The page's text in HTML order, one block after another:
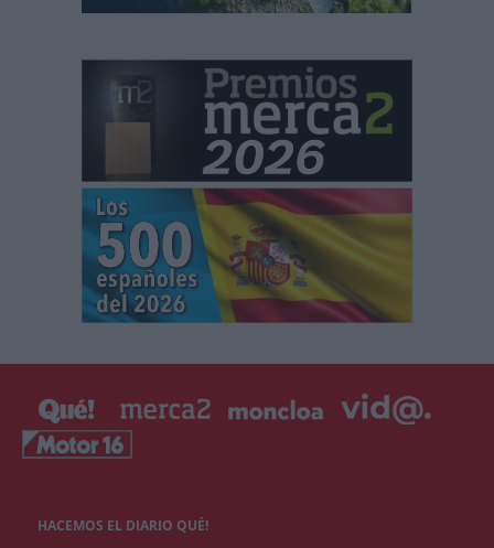
HACEMOS EL DIARIO QUÉ!